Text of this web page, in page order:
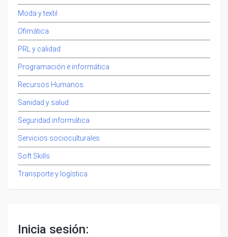
Moda y textil
Ofimática
PRL y calidad
Programación e informática
Recursos Humanos
Sanidad y salud
Seguridad informática
Servicios socioculturales
Soft Skills
Transporte y logística
Inicia sesión: